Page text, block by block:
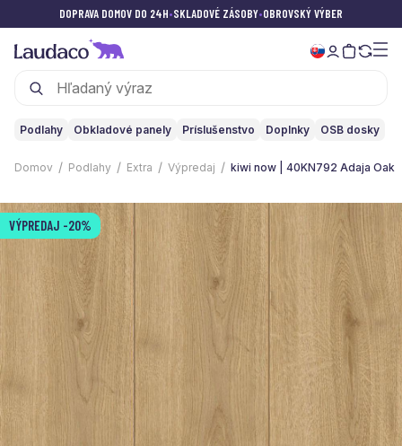
DOPRAVA DOMOV DO 24H•SKLADOVÉ ZÁSOBY•OBROVSKÝ VÝBER
Podlahy Obkladové panely Príslušenstvo Doplnky OSB dosky
Domov Podlahy Extra Výpredaj kiwi now | 40KN792 Adaja Oak
VÝPREDAJ -20%